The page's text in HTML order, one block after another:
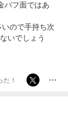
バフ面ではあ
ので手持ち次
いでしょう
た！